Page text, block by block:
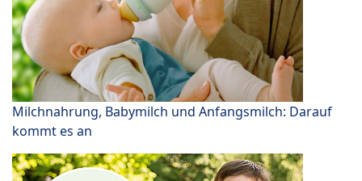
Milchnahrung, Babymilch und Anfangsmilch: Darauf
kommt es an